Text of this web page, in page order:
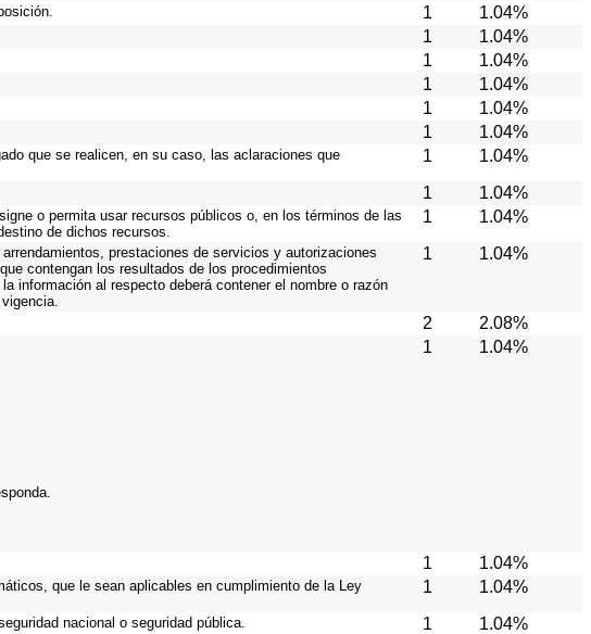
1 1.04%
1 1.04%
1 1.04%
1 1.04%
1 1.04%
1 1.04%
que se realicen, en su caso, las aclaraciones que
1 1.04%
1 1.04%
o permita usar recursos públicos o, en los términos de las
de dichos recursos.
1 1.04%
prestaciones de servicios y autorizaciones
contengan los resultados de los procedimientos
información al respecto deberá contener el nombre o razón
1 1.04%
2 2.08%
1 1.04%
1 1.04%
que le sean aplicables en cumplimiento de la Ley
1 1.04%
nacional o seguridad pública. 1 1.04%